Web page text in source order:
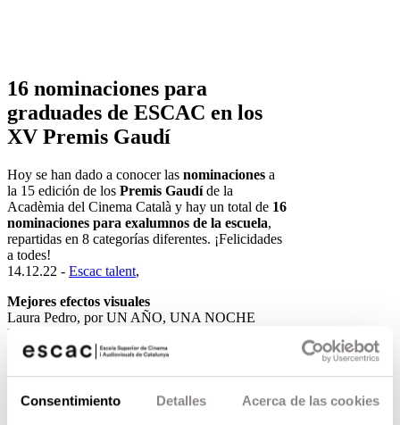
Consentimiento Detalles Acerca de las cookies
16 nominaciones para
graduades de ESCAC en los
XV Premis Gaudí
Hoy se han dado a conocer las nominaciones a
la 15 edición de los Premis Gaudíde la
Acadèmia del Cinema Català y hay un total de 16
nominaciones para exalumnos de la escuela,
repartidas en 8 categorías diferentes. ¡Felicidades
a todes!
14.12.22 - Escac talent,
Mejores efectos visuales
Laura Pedro, por UN AÑO, UNA NOCHE
Lluís Rivera y Alex Villagrasa, por LOS
RENGLONES TORCIDOS DE DIOS
Mejor sonido